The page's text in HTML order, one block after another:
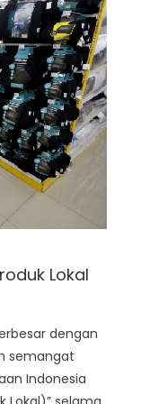
Lokal
dengan
semangat
Indonesia